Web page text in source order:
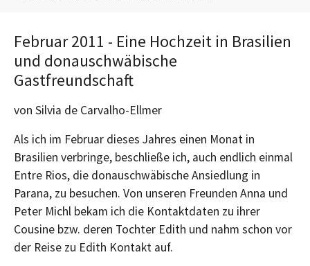
Februar 2011 - Eine Hochzeit in Brasilien
und donauschwäbische
Gastfreundschaft
von Silvia de Carvalho-Ellmer
Als ich im Februar dieses Jahres einen Monat in
Brasilien verbringe, beschließe ich, auch endlich einmal
Entre Rios, die donauschwäbische Ansiedlung in
Parana, zu besuchen. Von unseren Freunden Anna und
Peter Michl bekam ich die Kontaktdaten zu ihrer
Cousine bzw. deren Tochter Edith und nahm schon vor
der Reise zu Edith Kontakt auf.